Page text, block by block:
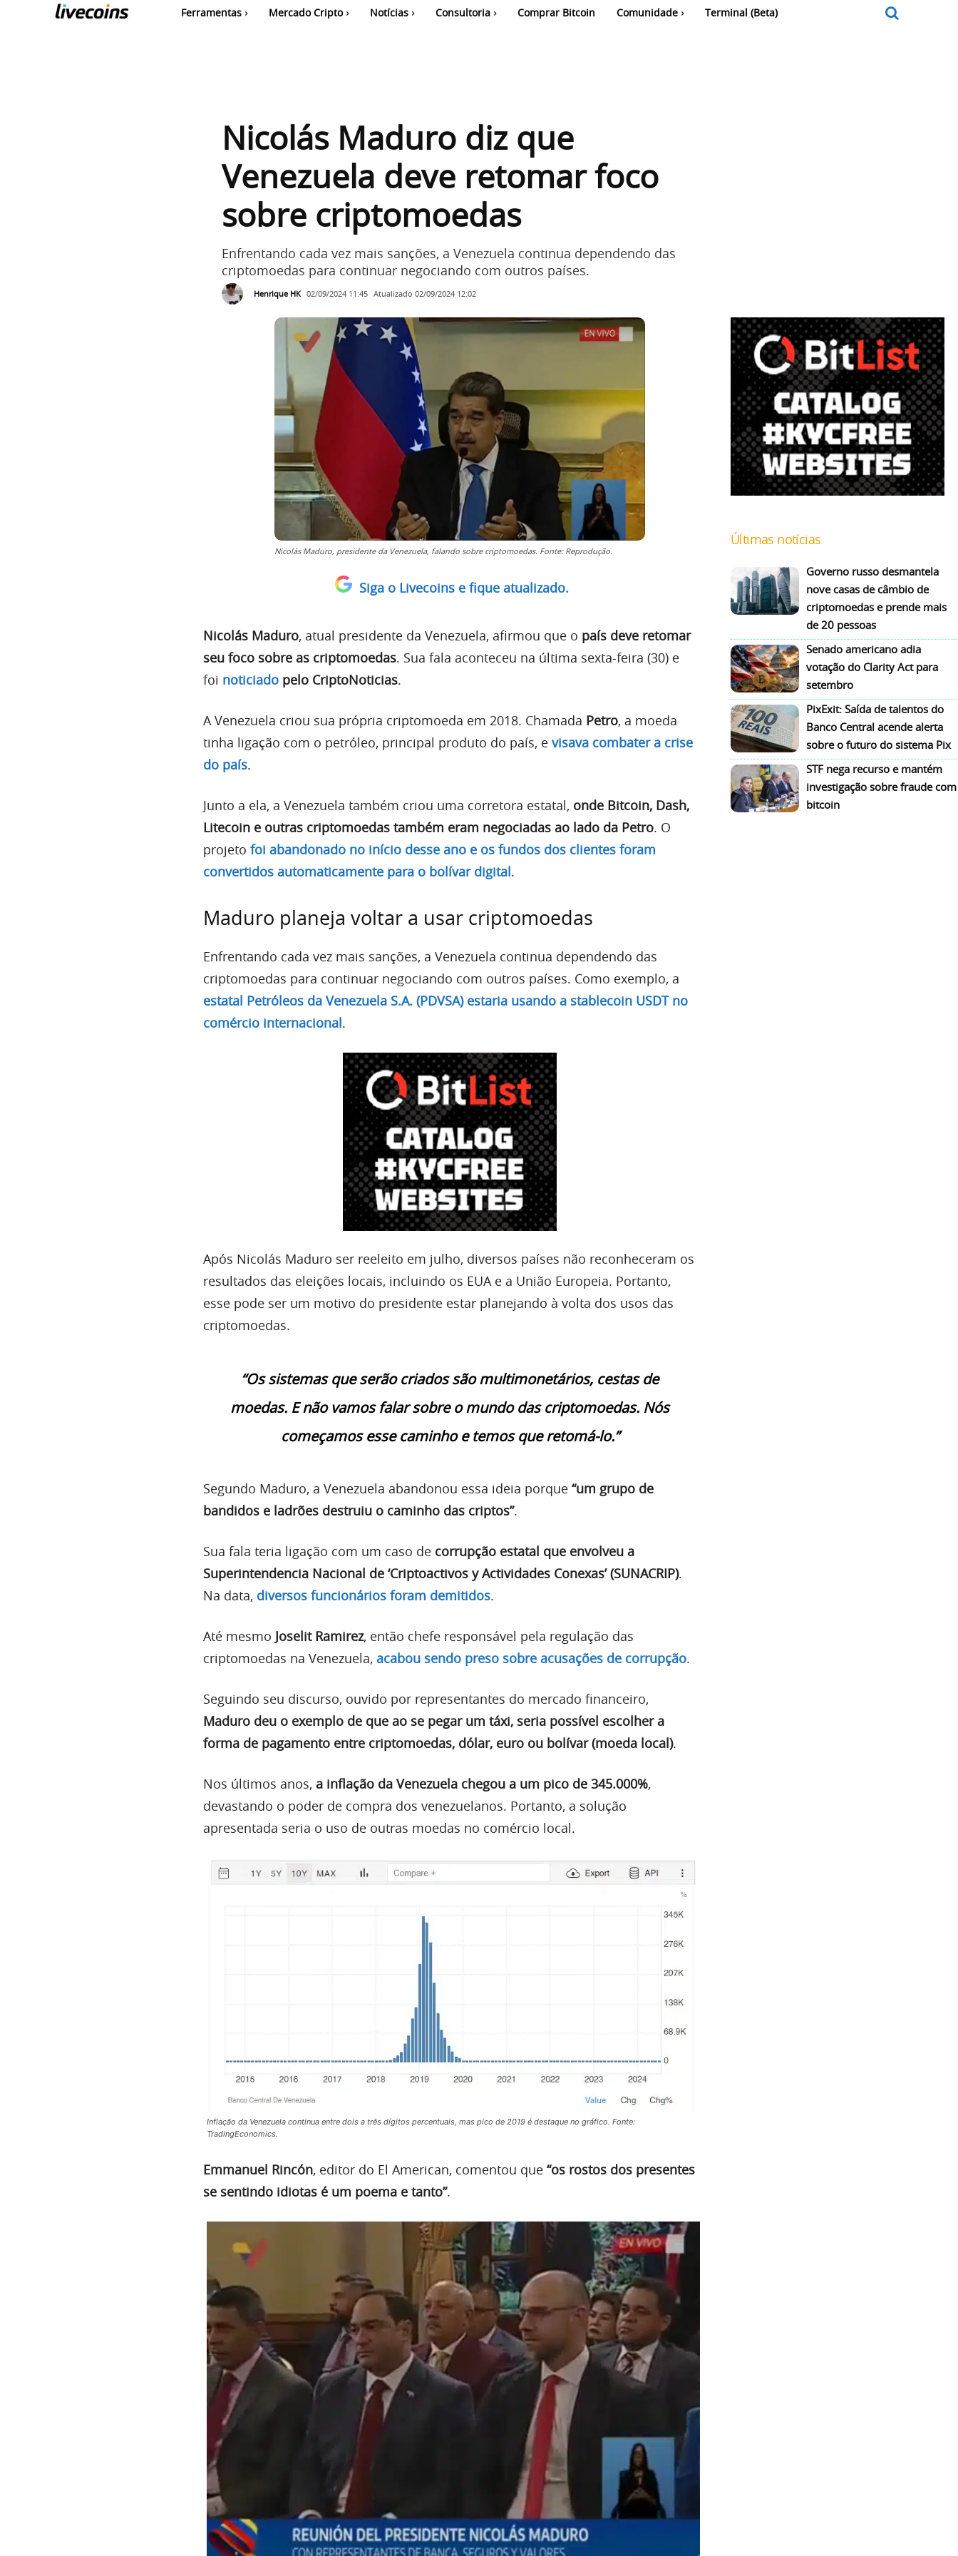
Ferramentas Mercado Cripto Notícias Consultoria Comprar Bitcoin Comunidade Terminal (Beta)
Nicolás Maduro diz que
Venezuela deve retomar foco
sobre criptomoedas
Enfrentando cada vez mais sanções, a Venezuela continua dependendo das
criptomoedas para continuar negociando com outros países.
Henrique HK 02/09/2024 11:45 Atualizado 02/09/2024 12:02
Nicolás Maduro, presidente da Venezuela, falando sobre criptomoedas. Fonte: Reprodução.
Siga o Livecoins e fique atualizado.
Nicolás Maduro, atual presidente da Venezuela, afirmou que o país deve retomar
seu foco sobre as criptomoedas. Sua fala aconteceu na última sexta-feira (30) e
foi noticiado pelo CriptoNoticias.
A Venezuela criou sua própria criptomoeda em 2018. Chamada Petro, a moeda
tinha ligação com o petróleo, principal produto do país, e visava combater a crise
do país.
Junto a ela, a Venezuela também criou uma corretora estatal, onde Bitcoin, Dash,
Litecoin e outras criptomoedas também eram negociadas ao lado da Petro. O
projeto foi abandonado no início desse ano e os fundos dos clientes foram
convertidos automaticamente para o bolívar digital.
Maduro planeja voltar a usar criptomoedas
Enfrentando cada vez mais sanções, a Venezuela continua dependendo das
criptomoedas para continuar negociando com outros países. Como exemplo, a
estatal Petróleos da Venezuela S.A. (PDVSA) estaria usando a stablecoin USDT no
comércio internacional.
Após Nicolás Maduro ser reeleito em julho, diversos países não reconheceram os
resultados das eleições locais, incluindo os EUA e a União Europeia. Portanto,
esse pode ser um motivo do presidente estar planejando à volta dos usos das
criptomoedas.
“Os sistemas que serão criados são multimonetários, cestas de
moedas. E não vamos falar sobre o mundo das criptomoedas. Nós
começamos esse caminho e temos que retomá-lo.”
Segundo Maduro, a Venezuela abandonou essa ideia porque “um grupo de
bandidos e ladrões destruiu o caminho das criptos”.
Sua fala teria ligação com um caso de corrupção estatal que envolveu a
Superintendencia Nacional de ‘Criptoactivos y Actividades Conexas’ (SUNACRIP).
Na data, diversos funcionários foram demitidos.
Até mesmo Joselit Ramirez, então chefe responsável pela regulação das
criptomoedas na Venezuela, acabou sendo preso sobre acusações de corrupção.
Seguindo seu discurso, ouvido por representantes do mercado financeiro,
Maduro deu o exemplo de que ao se pegar um táxi, seria possível escolher a
forma de pagamento entre criptomoedas, dólar, euro ou bolívar (moeda local).
Nos últimos anos, a inflação da Venezuela chegou a um pico de 345.000%,
devastando o poder de compra dos venezuelanos. Portanto, a solução
apresentada seria o uso de outras moedas no comércio local.
Inflação da Venezuela continua entre dois a três dígitos percentuais, mas pico de 2019 é destaque no gráfico. Fonte:
TradingEconomics.
Emmanuel Rincón, editor do El American, comentou que “os rostos dos presentes
se sentindo idiotas é um poema e tanto”.
Últimas notícias
Governo russo desmantela
nove casas de câmbio de
criptomoedas e prende mais
de 20 pessoas
Senado americano adia
votação do Clarity Act para
setembro
PixExit: Saída de talentos do
Banco Central acende alerta
sobre o futuro do sistema Pix
STF nega recurso e mantém
investigação sobre fraude com
bitcoin